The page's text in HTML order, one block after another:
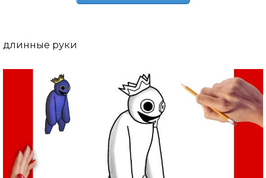
длинные руки